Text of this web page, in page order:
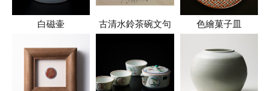
白磁壷 古清水鈴茶碗文句 色繪菓子皿